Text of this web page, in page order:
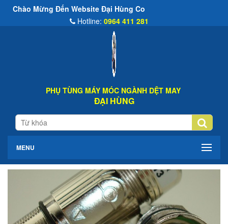
Đến Website Đại Hùng Co
Hotline: 0964 411 281
PHỤ TÙNG MÁY MÓC NGÀNH DỆT MAY
ĐẠI HÙNG
MENU